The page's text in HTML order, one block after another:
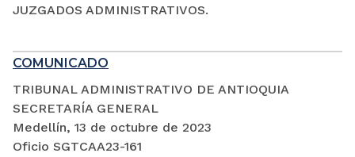
JUZGADOS ADMINISTRATIVOS.
COMUNICADO
TRIBUNAL ADMINISTRATIVO DE ANTIOQUIA
SECRETARÍA GENERAL
Medellín, 13 de octubre de 2023
Oficio SGTCAA23-161